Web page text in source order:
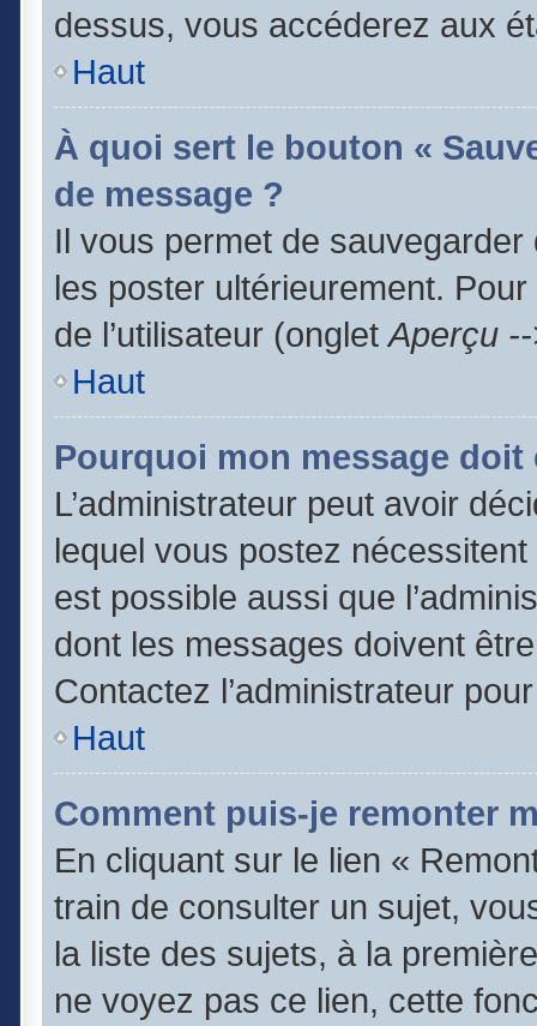
dessus, vous accéderez aux
Haut
À quoi sert le bouton «
de message ?
Il vous permet de
les poster ultérieurement.
de l’utilisateur (ongletAperçu
Haut
Pourquoi mon message doit
L’administrateur peut avoir
lequel vous postez nécessitent
est possible aussi que
dont les messages doivent
Contactez l’administrateur
Haut
Comment puis-je remonter
En cliquant sur le lien «
train de consulter un sujet,
la liste des sujets, à la
ne voyez pas ce lien, cette